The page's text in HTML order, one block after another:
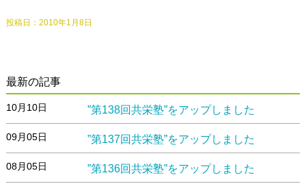
投稿日： 2010年1月8日
最新の記事
10月10日 ”第138回共栄塾”をアップしました
09月05日 ”第137回共栄塾”をアップしました
08月05日 ”第136回共栄塾”をアップしました